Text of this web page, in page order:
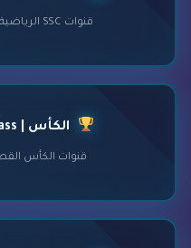
قنوات SSC الرياضية السعودية بث مباشر HD
الكأس | AlKass - قنوات قطرية
قنوات الكأس